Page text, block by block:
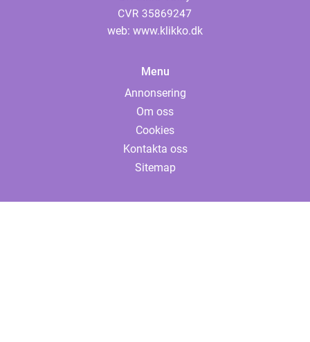
web: www.klikko.dk
Menu
Annonsering
Om oss
Cookies
Kontakta oss
Sitemap